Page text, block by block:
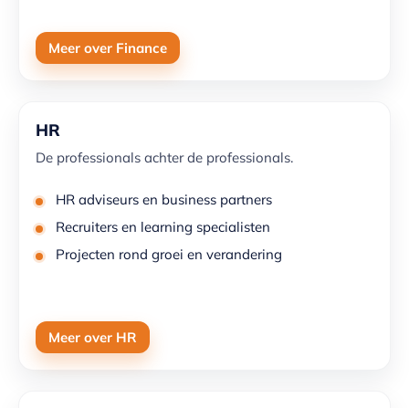
Meer over Finance
HR
De professionals achter de professionals.
HR adviseurs en business partners
Recruiters en learning specialisten
Projecten rond groei en verandering
Meer over HR